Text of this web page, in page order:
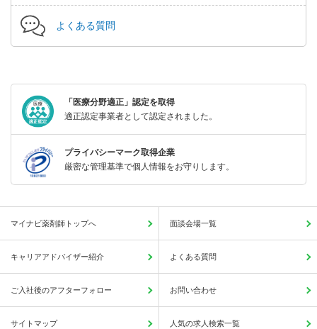
よくある質問
「医療分野適正」認定を取得
適正認定事業者として認定されました。
プライバシーマーク取得企業
厳密な管理基準で個人情報をお守りします。
マイナビ薬剤師トップへ 面談会場一覧
キャリアアドバイザー紹介 よくある質問
ご入社後のアフターフォロー お問い合わせ
サイトマップ 人気の求人検索一覧